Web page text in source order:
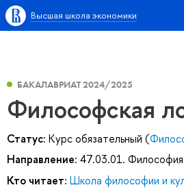
Высшая школа экономики
БАКАЛАВРИАТ 2024/2025
Философская
Статус: Курс обязательный (
Направление: 47.03.01. Философия
Кто читает: Школа философии и